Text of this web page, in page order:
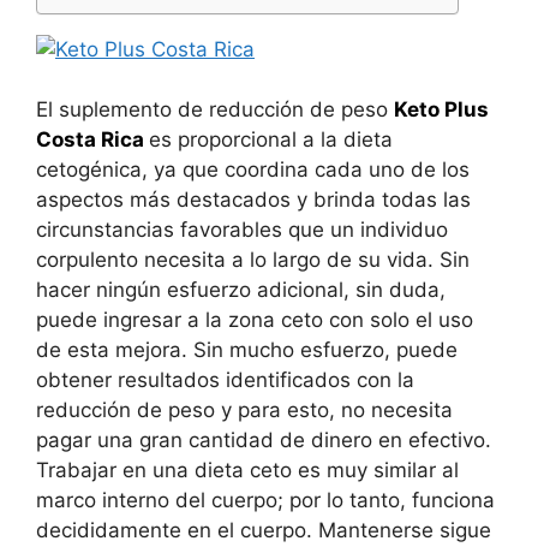
El suplemento de reducción de peso Keto Plus
Costa Rica es proporcional a la dieta
cetogénica, ya que coordina cada uno de los
aspectos más destacados y brinda todas las
circunstancias favorables que un individuo
corpulento necesita a lo largo de su vida. Sin
hacer ningún esfuerzo adicional, sin duda,
puede ingresar a la zona ceto con solo el uso
de esta mejora. Sin mucho esfuerzo, puede
obtener resultados identificados con la
reducción de peso y para esto, no necesita
pagar una gran cantidad de dinero en efectivo.
Trabajar en una dieta ceto es muy similar al
marco interno del cuerpo; por lo tanto, funciona
decididamente en el cuerpo. Mantenerse sigue